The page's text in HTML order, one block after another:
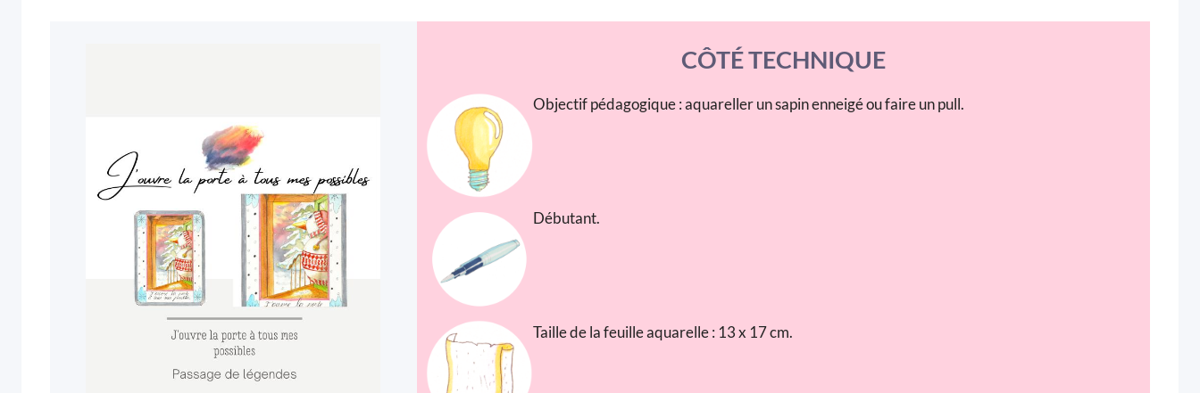
CÔTÉ TECHNIQUE
Objectif pédagogique : aquareller un sapin enneigé ou faire un pull.
Débutant.
Taille de la feuille aquarelle : 13 x 17 cm.